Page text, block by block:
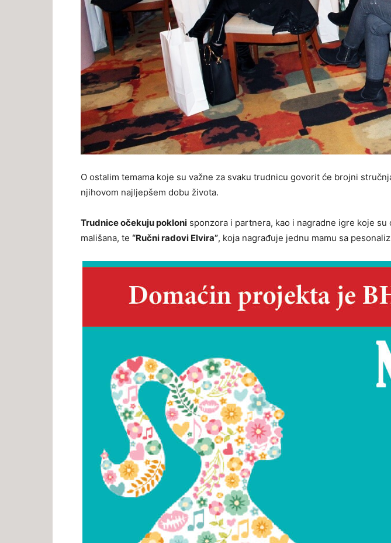
O ostalim temama koje su važne za svaku trudnicu govorit će brojni
njihovom najljepšem dobu života.
Trudnice očekuju pokloni sponzora i partnera, kao i nagradne igre koje su
mališana, te “Ručni radovi Elvira”, koja nagrađuje jednu mamu sa